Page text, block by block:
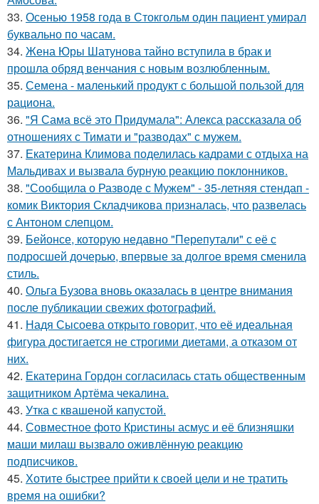
33. Осенью 1958 года в Стокгольм один пациент умирал
буквально по часам.
34. Жена Юры Шатунова тайно вступила в брак и
прошла обряд венчания с новым возлюбленным.
35. Семена - маленький продукт с большой пользой для
рациона.
36. "Я Сама всё это Придумала": Алекса рассказала об
отношениях с Тимати и "разводах" с мужем.
37. Екатерина Климова поделилась кадрами с отдыха на
Мальдивах и вызвала бурную реакцию поклонников.
38. "Сообщила о Разводе с Мужем" - 35-летняя стендап -
комик Виктория Складчикова призналась, что развелась
с Антоном слепцом.
39. Бейонсе, которую недавно "Перепутали" с её с
подросшей дочерью, впервые за долгое время сменила
стиль.
40. Ольга Бузова вновь оказалась в центре внимания
после публикации свежих фотографий.
41. Надя Сысоева открыто говорит, что её идеальная
фигура достигается не строгими диетами, а отказом от
них.
42. Екатерина Гордон согласилась стать общественным
защитником Артёма чекалина.
43. Утка с квашеной капустой.
44. Совместное фото Кристины асмус и её близняшки
маши милаш вызвало оживлённую реакцию
подписчиков.
45. Хотите быстрее прийти к своей цели и не тратить
время на ошибки?